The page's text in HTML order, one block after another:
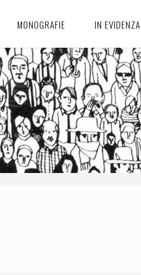
MONOGRAFIE IN EVIDENZA